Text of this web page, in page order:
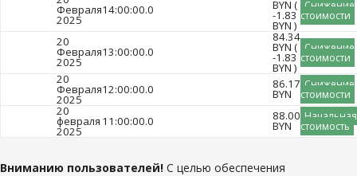
Февраля
2025
14:00:00.0 BYN (
-1.83
BYN )
Снижение
стоимости
20
Февраля
2025
13:00:00.0
84.34
BYN (
-1.83
BYN )
Снижение
стоимости
20
Февраля
2025
12:00:00.0 86.17
BYN
Снижение
стоимости
20
февраля
2025
11:00:00.0 88.00
BYN
Начальная
стоимость
Вниманию пользователей! С целью обеспечения